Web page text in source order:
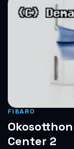
Dokkolók
Ajándékkártya
Blog
Szolgáltatások
FIBARO
Okosotthon
Center 2